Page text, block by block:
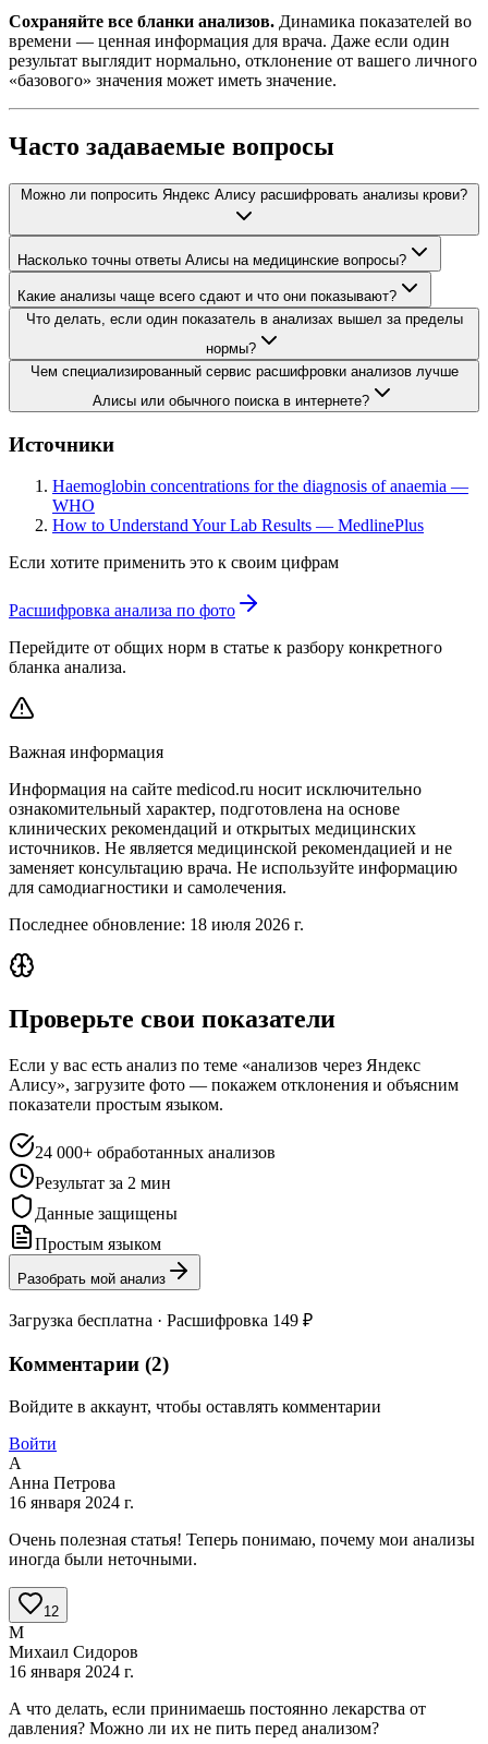
Сохраняйте все бланки анализов. Динамика показателей во
времени — ценная информация для врача. Даже если один
результат выглядит нормально, отклонение от вашего личного
«базового» значения может иметь значение.
Часто задаваемые вопросы
Можно ли попросить Яндекс Алису расшифровать анализы крови?
Насколько точны ответы Алисы на медицинские вопросы?
Какие анализы чаще всего сдают и что они показывают?
Что делать, если один показатель в анализах вышел за пределы
нормы?
Чем специализированный сервис расшифровки анализов лучше
Алисы или обычного поиска в интернете?
Источники
Haemoglobin concentrations for the diagnosis of anaemia —
WHO
How to Understand Your Lab Results — MedlinePlus
Если хотите применить это к своим цифрам
Расшифровка анализа по фото
Перейдите от общих норм в статье к разбору конкретного
бланка анализа.
Важная информация
Информация на сайте medicod.ru носит исключительно
ознакомительный характер, подготовлена на основе
клинических рекомендаций и открытых медицинских
источников. Не является медицинской рекомендацией и не
заменяет консультацию врача. Не используйте информацию
для самодиагностики и самолечения.
Последнее обновление: 18 июля 2026 г.
Проверьте свои показатели
Если у вас есть анализ по теме «анализов через Яндекс
Алису», загрузите фото — покажем отклонения и объясним
показатели простым языком.
24 000+ обработанных анализов
Результат за 2 мин
Данные защищены
Простым языком
Разобрать мой анализ
Загрузка бесплатна · Расшифровка 149 ₽
Комментарии (2)
Войдите в аккаунт, чтобы оставлять комментарии
Войти
А
Анна Петрова
16 января 2024 г.
Очень полезная статья! Теперь понимаю, почему мои анализы
иногда были неточными.
12
М
Михаил Сидоров
16 января 2024 г.
А что делать, если принимаешь постоянно лекарства от
давления? Можно ли их не пить перед анализом?